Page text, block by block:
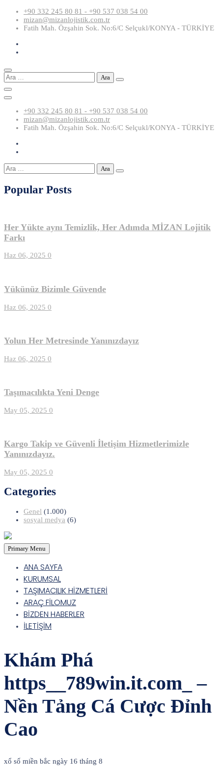
Skip
content
+90 332 245 80 81 - +90 537 038 54 00
mizan@mizanlojistik.com.tr
Fatih Mah. Özşahin Sok. No:6/C Selçukl/KONYA - TÜRKİYE
Arama:
+90 332 245 80 81 - +90 537 038 54 00
mizan@mizanlojistik.com.tr
Fatih Mah. Özşahin Sok. No:6/C Selçukl/KONYA - TÜRKİYE
Arama:
Popular Posts
Her Yükte aynı Temizlik, Her Adımda MİZAN Lojitik
Farkı
Haz 06, 2025 0
Yükünüz Bizimle Güvende
Haz 06, 2025 0
Yolun Her Metresinde Yanınızdayız
Haz 06, 2025 0
Taşımacılıkta Yeni Denge
May 05, 2025 0
Kargo Takip ve Güvenli İletişim Hizmetlerimizle
Yanınızdayız.
May 05, 2025 0
Categories
Genel (1.000)
sosyal medya (6)
Primary Menu
ANA SAYFA
KURUMSAL
TAŞIMACILIK HİZMETLERİ
ARAÇ FİLOMUZ
BİZDEN HABERLER
İLETİŞİM
Khám Phá
https__789win.it.com_ –
Nền Tảng Cá Cược Đỉnh
Cao
xổ số miền bắc ngày 16 tháng 8